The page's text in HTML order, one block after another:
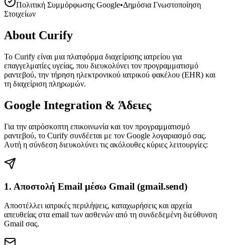
Πολιτική Συμμόρφωσης Google•Δημόσια Γνωστοποίηση
Στοιχείων
About Curify
Το Curify είναι μια πλατφόρμα διαχείρισης ιατρείου για
επαγγελματίες υγείας, που διευκολύνει τον προγραμματισμό
ραντεβού, την τήρηση ηλεκτρονικού ιατρικού φακέλου (EHR) και
τη διαχείριση πληρωμών.
Google Integration & Άδειες
Για την απρόσκοπτη επικοινωνία και τον προγραμματισμό
ραντεβού, το Curify συνδέεται με τον Google λογαριασμό σας.
Αυτή η σύνδεση διευκολύνει τις ακόλουθες κύριες λειτουργίες:
1. Αποστολή Email μέσω Gmail (gmail.send)
Αποστέλλει ιατρικές περιλήψεις, καταχωρήσεις και αρχεία
απευθείας στα email των ασθενών από τη συνδεδεμένη διεύθυνση
Gmail σας.